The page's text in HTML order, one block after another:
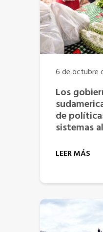
6 de octubre
Los
de
sistemas
LEER MÁS